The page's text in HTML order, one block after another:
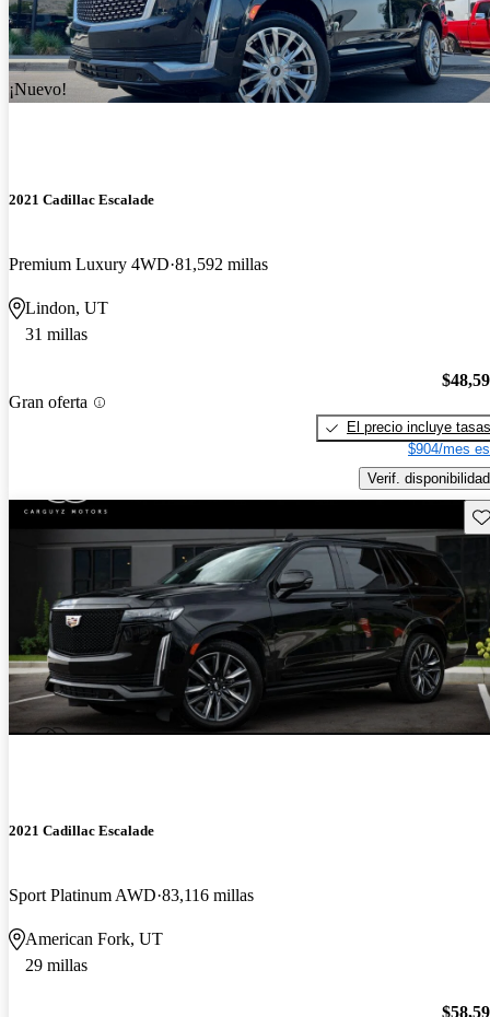
¡Nuevo!
2021 Cadillac Escalade
Premium Luxury 4WD 81,592 millas
Lindon, UT
31 millas
Gran oferta
El precio incluye tasas
$904/mes
Verif. disponibilidad
2021 Cadillac Escalade
Sport Platinum AWD 83,116 millas
American Fork, UT
29 millas